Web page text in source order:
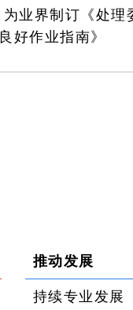
界制订《处理
好作业指南》
推动发展
持续专业发展